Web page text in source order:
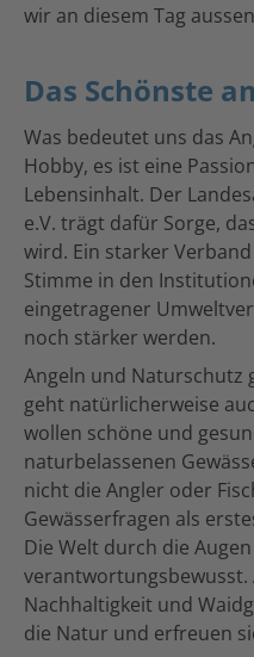
wir an diesem Tag
Das Schönste
Was bedeutet uns das
Hobby, es ist eine
Lebensinhalt. Der
e.V. trägt dafür Sorge,
wird. Ein starker
Stimme in den
eingetragener
noch stärker werden.
Angeln und Naturschutz
geht natürlicherweise
wollen schöne und
naturbelassenen
nicht die Angler oder
Gewässerfragen als
Die Welt durch die
verantwortungsbewusst.
Nachhaltigkeit und
die Natur und erfreuen